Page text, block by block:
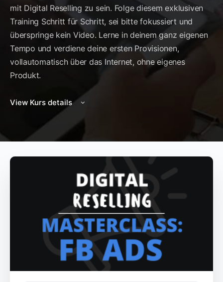
mit Digital Reselling zu sein. Folge diesem exklusiven
Training Schritt für Schritt, sei bitte fokussiert und
überspringe kein Video. Lerne in deinem ganz eigenen
Tempo und verdiene deine ersten Provisionen,
vollautomatisch über das Internet, ohne eigenes
Produkt.
View Kurs details